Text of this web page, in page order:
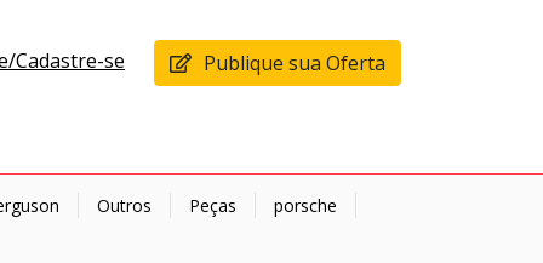
Cadastre-se Publique sua Oferta
Outros Peças porsche